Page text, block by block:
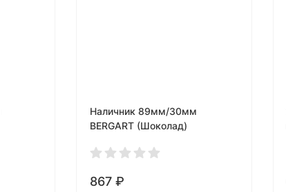
Наличник 89мм/30мм
BERGART (Шоколад)
867 ₽